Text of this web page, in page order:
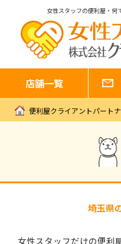
女性スタッフの便利屋・何
店舗一覧
便利屋クライアントパート
埼玉県
女性スタッフだけの便利